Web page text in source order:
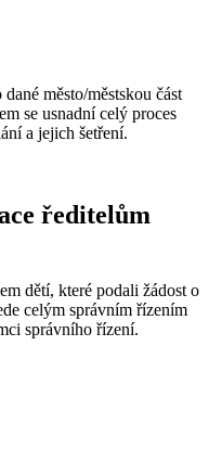
město/městskou část
se usnadní celý proces
a jejich šetření.
ředitelům
dětí, které podali žádost o
celým správním řízením
správního řízení.